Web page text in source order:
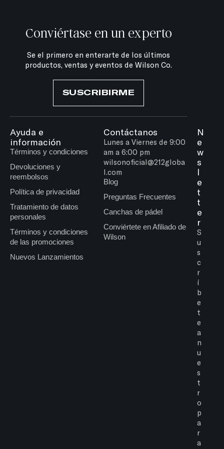
Conviértase en un experto
Se el primero en enterarte de los últimos
productos, ventas y eventos de Wilson Co.
SUSCRIBIRME
Ayuda e
información
Términos y condiciones
Devoluciones y
reembolsos
Política de privacidad
Tratamiento de datos
personales
Términos y condiciones
de las promociones
Nuevos Lanzamientos
Contáctanos
Lunes a Viernes de 9:00
am a 6:00 pm
wilsonoficial@212globa
l.com
Blog
Preguntas Frecuentes
Canchas de pádel
Conviértete en Afiliado de
Wilson
N
e
w
s
l
e
t
t
e
r
S
u
s
c
r
í
b
e
t
e
a
n
u
e
s
t
r
o
p
a
r
a